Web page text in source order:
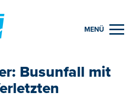
MENÜ
Busunfall mit